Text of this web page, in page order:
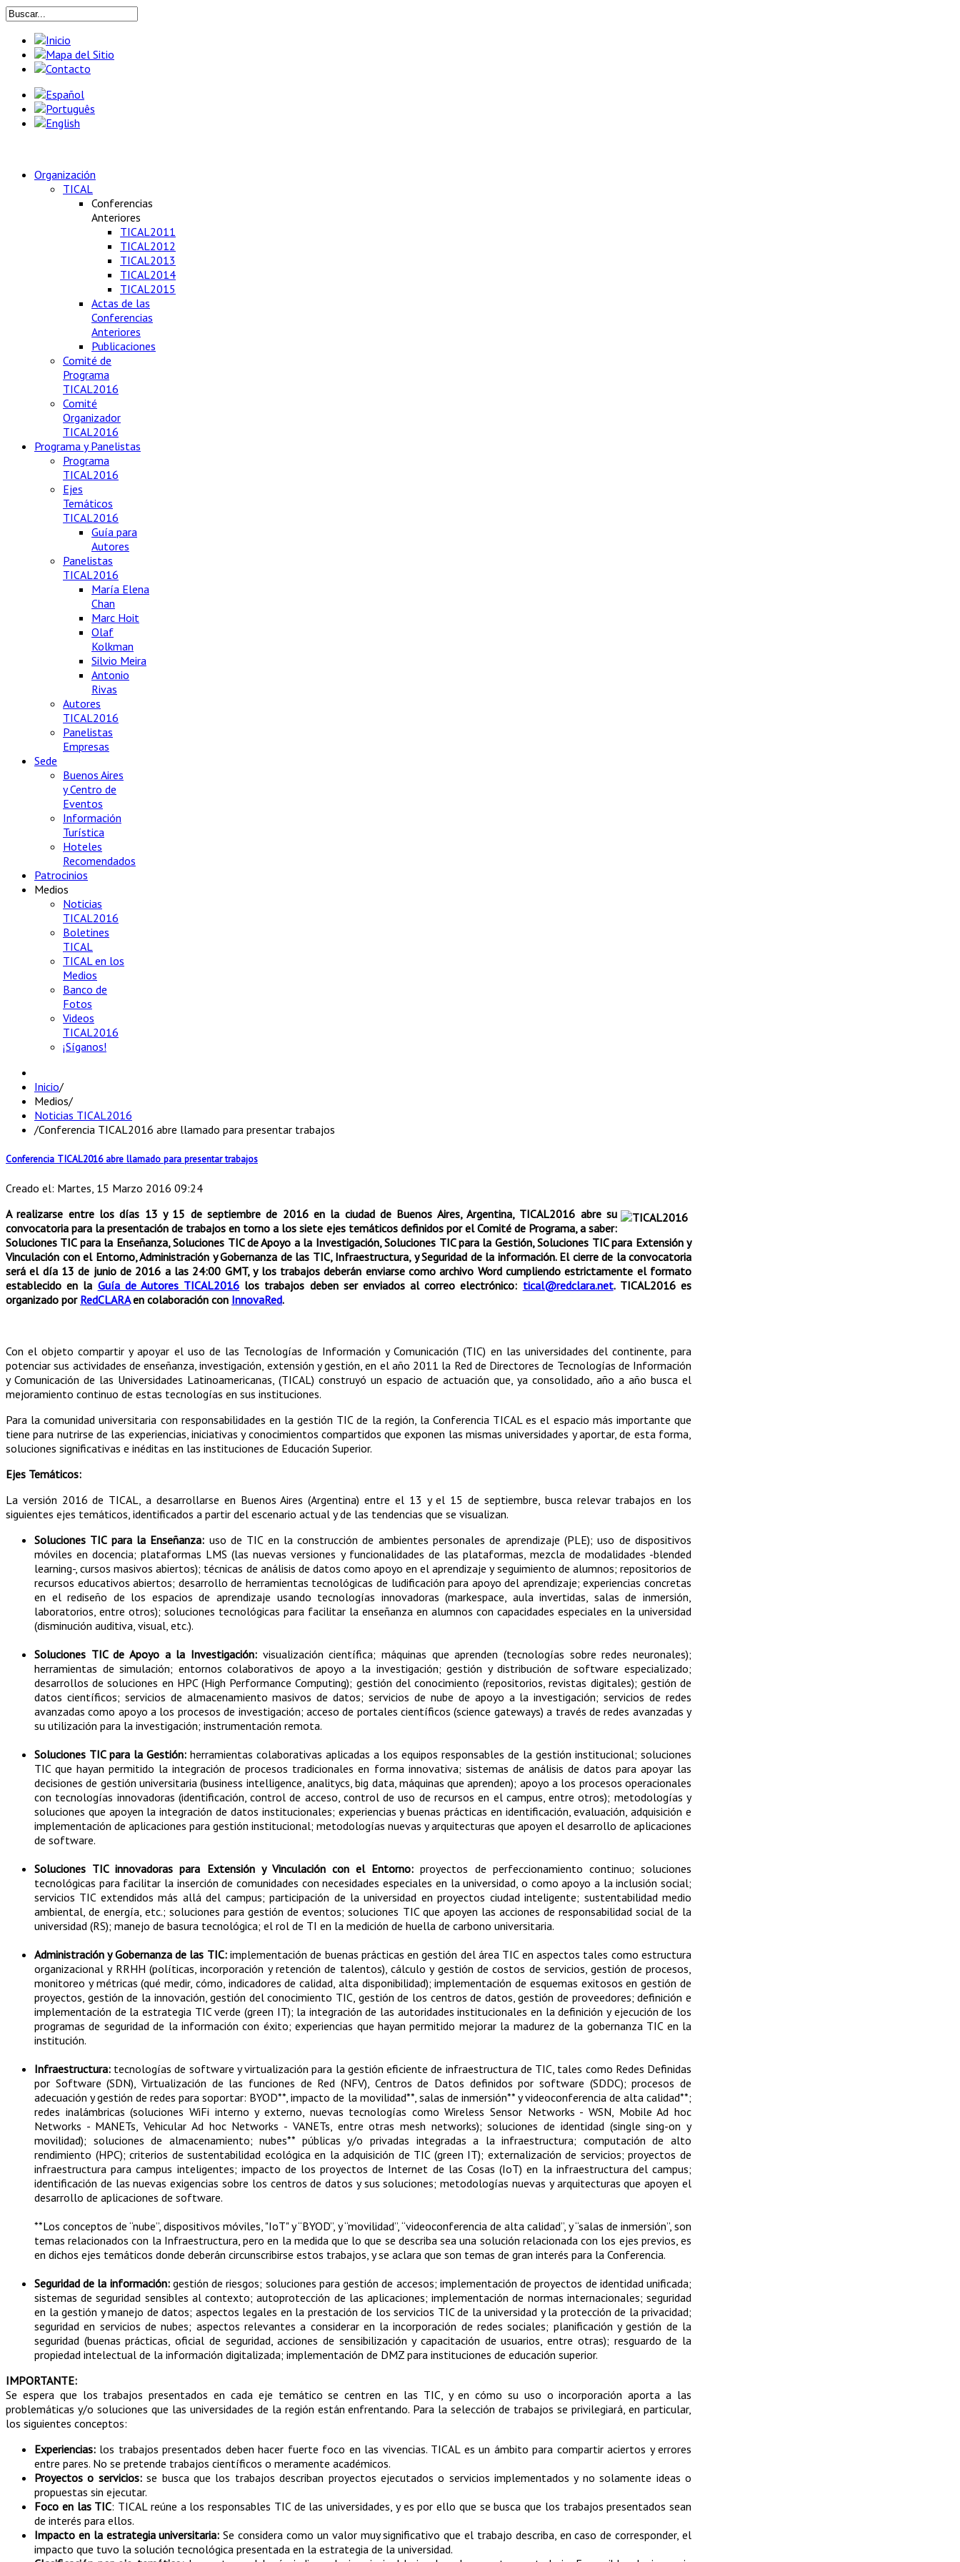
Organización
TICAL
Conferencias
Anteriores
TICAL2011
TICAL2012
TICAL2013
TICAL2014
TICAL2015
Actas de las
Conferencias
Anteriores
Publicaciones
Comité de
Programa
TICAL2016
Comité
Organizador
TICAL2016
Programa y Panelistas
Programa
TICAL2016
Ejes
Temáticos
TICAL2016
Guía para
Autores
Panelistas
TICAL2016
María Elena
Chan
Marc Hoit
Olaf
Kolkman
Silvio Meira
Antonio
Rivas
Autores
TICAL2016
Panelistas
Empresas
Sede
Buenos Aires
y Centro de
Eventos
Información
Turística
Hoteles
Recomendados
Patrocinios
Medios
Noticias
TICAL2016
Boletines
TICAL
TICAL en los
Medios
Banco de
Fotos
Videos
TICAL2016
¡Síganos!
Inicio/
Medios/
Noticias TICAL2016
/Conferencia TICAL2016 abre llamado para presentar trabajos
Conferencia TICAL2016 abre llamado para presentar trabajos
Creado el: Martes, 15 Marzo 2016 09:24
A realizarse entre los días 13 y 15 de septiembre de 2016 en la ciudad de Buenos Aires, Argentina, TICAL2016 abre su
convocatoria para la presentación de trabajos en torno a los siete ejes temáticos definidos por el Comité de Programa, a saber:
Soluciones TIC para la Enseñanza, Soluciones TIC de Apoyo a la Investigación, Soluciones TIC para la Gestión, Soluciones TIC para Extensión y
Vinculación con el Entorno, Administración y Gobernanza de las TIC, Infraestructura, y Seguridad de la información. El cierre de la convocatoria
será el día 13 de junio de 2016 a las 24:00 GMT, y los trabajos deberán enviarse como archivo Word cumpliendo estrictamente el formato
establecido en la Guía de Autores TICAL2016 los trabajos deben ser enviados al correo electrónico: tical@redclara.net. TICAL2016 es
organizado por RedCLARAen colaboración con InnovaRed.
Con el objeto compartir y apoyar el uso de las Tecnologías de Información y Comunicación (TIC) en las universidades del continente, para
potenciar sus actividades de enseñanza, investigación, extensión y gestión, en el año 2011 la Red de Directores de Tecnologías de Información
y Comunicación de las Universidades Latinoamericanas, (TICAL) construyó un espacio de actuación que, ya consolidado, año a año busca el
mejoramiento continuo de estas tecnologías en sus instituciones.
Para la comunidad universitaria con responsabilidades en la gestión TIC de la región, la Conferencia TICAL es el espacio más importante que
tiene para nutrirse de las experiencias, iniciativas y conocimientos compartidos que exponen las mismas universidades y aportar, de esta forma,
soluciones significativas e inéditas en las instituciones de Educación Superior.
Ejes Temáticos:
La versión 2016 de TICAL, a desarrollarse en Buenos Aires (Argentina) entre el 13 y el 15 de septiembre, busca relevar trabajos en los
siguientes ejes temáticos, identificados a partir del escenario actual y de las tendencias que se visualizan.
Soluciones TIC para la Enseñanza: uso de TIC en la construcción de ambientes personales de aprendizaje (PLE); uso de dispositivos
móviles en docencia; plataformas LMS (las nuevas versiones y funcionalidades de las plataformas, mezcla de modalidades -blended
learning-, cursos masivos abiertos); técnicas de análisis de datos como apoyo en el aprendizaje y seguimiento de alumnos; repositorios de
recursos educativos abiertos; desarrollo de herramientas tecnológicas de ludificación para apoyo del aprendizaje; experiencias concretas
en el rediseño de los espacios de aprendizaje usando tecnologías innovadoras (markespace, aula invertidas, salas de inmersión,
laboratorios, entre otros); soluciones tecnológicas para facilitar la enseñanza en alumnos con capacidades especiales en la universidad
(disminución auditiva, visual, etc.).
Soluciones TIC de Apoyo a la Investigación: visualización científica; máquinas que aprenden (tecnologías sobre redes neuronales);
herramientas de simulación; entornos colaborativos de apoyo a la investigación; gestión y distribución de software especializado;
desarrollos de soluciones en HPC (High Performance Computing); gestión del conocimiento (repositorios, revistas digitales); gestión de
datos científicos; servicios de almacenamiento masivos de datos; servicios de nube de apoyo a la investigación; servicios de redes
avanzadas como apoyo a los procesos de investigación; acceso de portales científicos (science gateways) a través de redes avanzadas y
su utilización para la investigación; instrumentación remota.
Soluciones TIC para la Gestión: herramientas colaborativas aplicadas a los equipos responsables de la gestión institucional; soluciones
TIC que hayan permitido la integración de procesos tradicionales en forma innovativa; sistemas de análisis de datos para apoyar las
decisiones de gestión universitaria (business intelligence, analitycs, big data, máquinas que aprenden); apoyo a los procesos operacionales
con tecnologías innovadoras (identificación, control de acceso, control de uso de recursos en el campus, entre otros); metodologías y
soluciones que apoyen la integración de datos institucionales; experiencias y buenas prácticas en identificación, evaluación, adquisición e
implementación de aplicaciones para gestión institucional; metodologías nuevas y arquitecturas que apoyen el desarrollo de aplicaciones
de software.
Soluciones TIC innovadoras para Extensión y Vinculación con el Entorno: proyectos de perfeccionamiento continuo; soluciones
tecnológicas para facilitar la inserción de comunidades con necesidades especiales en la universidad, o como apoyo a la inclusión social;
servicios TIC extendidos más allá del campus; participación de la universidad en proyectos ciudad inteligente; sustentabilidad medio
ambiental, de energía, etc.; soluciones para gestión de eventos; soluciones TIC que apoyen las acciones de responsabilidad social de la
universidad (RS); manejo de basura tecnológica; el rol de TI en la medición de huella de carbono universitaria.
Administración y Gobernanza de las TIC:implementación de buenas prácticas en gestión del área TIC en aspectos tales como estructura
organizacional y RRHH (políticas, incorporación y retención de talentos), cálculo y gestión de costos de servicios, gestión de procesos,
monitoreo y métricas (qué medir, cómo, indicadores de calidad, alta disponibilidad); implementación de esquemas exitosos en gestión de
proyectos, gestión de la innovación, gestión del conocimiento TIC, gestión de los centros de datos, gestión de proveedores; definición e
implementación de la estrategia TIC verde (green IT); la integración de las autoridades institucionales en la definición y ejecución de los
programas de seguridad de la información con éxito; experiencias que hayan permitido mejorar la madurez de la gobernanza TIC en la
institución.
Infraestructura: tecnologías de software y virtualización para la gestión eficiente de infraestructura de TIC, tales como Redes Definidas
por Software (SDN), Virtualización de las funciones de Red (NFV), Centros de Datos definidos por software (SDDC); procesos de
adecuación y gestión de redes para soportar: BYOD**, impacto de la movilidad**, salas de inmersión** y videoconferencia de alta calidad**;
redes inalámbricas (soluciones WiFi interno y externo, nuevas tecnologías como Wireless Sensor Networks - WSN, Mobile Ad hoc
Networks - MANETs, Vehicular Ad hoc Networks - VANETs, entre otras mesh networks); soluciones de identidad (single sing-on y
movilidad); soluciones de almacenamiento; nubes** públicas y/o privadas integradas a la infraestructura; computación de alto
rendimiento (HPC); criterios de sustentabilidad ecológica en la adquisición de TIC (green IT); externalización de servicios; proyectos de
infraestructura para campus inteligentes; impacto de los proyectos de Internet de las Cosas (IoT) en la infraestructura del campus;
identificación de las nuevas exigencias sobre los centros de datos y sus soluciones; metodologías nuevas y arquitecturas que apoyen el
desarrollo de aplicaciones de software.
**Los conceptos de “nube”, dispositivos móviles, "IoT" y “BYOD”, y “movilidad”, “videoconferencia de alta calidad”, y “salas de inmersión”, son
temas relacionados con la Infraestructura, pero en la medida que lo que se describa sea una solución relacionada con los ejes previos, es
en dichos ejes temáticos donde deberán circunscribirse estos trabajos, y se aclara que son temas de gran interés para la Conferencia.
Seguridad de la información:gestión de riesgos; soluciones para gestión de accesos; implementación de proyectos de identidad unificada;
sistemas de seguridad sensibles al contexto; autoprotección de las aplicaciones; implementación de normas internacionales; seguridad
en la gestión y manejo de datos; aspectos legales en la prestación de los servicios TIC de la universidad y la protección de la privacidad;
seguridad en servicios de nubes; aspectos relevantes a considerar en la incorporación de redes sociales; planificación y gestión de la
seguridad (buenas prácticas, oficial de seguridad, acciones de sensibilización y capacitación de usuarios, entre otras); resguardo de la
propiedad intelectual de la información digitalizada; implementación de DMZ para instituciones de educación superior.
IMPORTANTE:
Se espera que los trabajos presentados en cada eje temático se centren en las TIC, y en cómo su uso o incorporación aporta a las
problemáticas y/o soluciones que las universidades de la región están enfrentando. Para la selección de trabajos se privilegiará, en particular,
los siguientes conceptos:
Experiencias: los trabajos presentados deben hacer fuerte foco en las vivencias. TICAL es un ámbito para compartir aciertos y errores
entre pares. No se pretende trabajos científicos o meramente académicos.
Proyectos o servicios:se busca que los trabajos describan proyectos ejecutados o servicios implementados y no solamente ideas o
propuestas sin ejecutar.
Foco en las TIC: TICAL reúne a los responsables TIC de las universidades, y es por ello que se busca que los trabajos presentados sean
de interés para ellos.
Impacto en la estrategia universitaria: Se considera como un valor muy significativo que el trabajo describa, en caso de corresponder, el
impacto que tuvo la solución tecnológica presentada en la estrategia de la universidad.